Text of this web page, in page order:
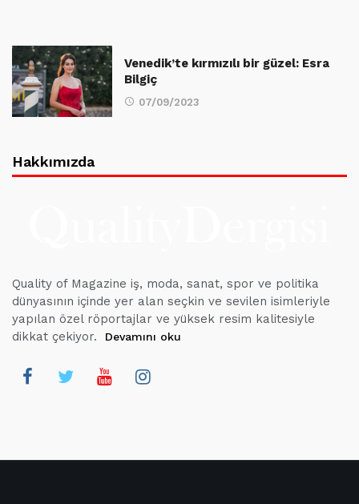
Venedik’te kırmızılı bir güzel: Esra
Bilgiç
07/09/2023
Hakkımızda
Quality of Magazine iş, moda, sanat, spor ve politika
dünyasının içinde yer alan seçkin ve sevilen isimleriyle
yapılan özel röportajlar ve yüksek resim kalitesiyle
dikkat çekiyor.
Devamını oku